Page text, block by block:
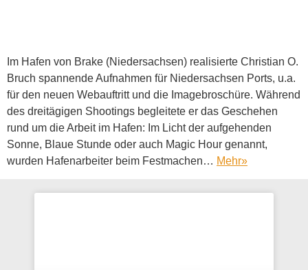
Im Hafen von Brake (Niedersachsen) realisierte Christian O.
Bruch spannende Aufnahmen für Niedersachsen Ports, u.a.
für den neuen Webauftritt und die Imagebroschüre. Während
des dreitägigen Shootings begleitete er das Geschehen
rund um die Arbeit im Hafen: Im Licht der aufgehenden
Sonne, Blaue Stunde oder auch Magic Hour genannt,
wurden Hafenarbeiter beim Festmachen… Mehr»